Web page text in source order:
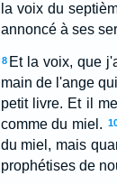
la voix du
annoncé à ses
8 Et la voix, que
main de l'ange
petit livre. Et il
comme du miel.
du miel, mais
prophétises de